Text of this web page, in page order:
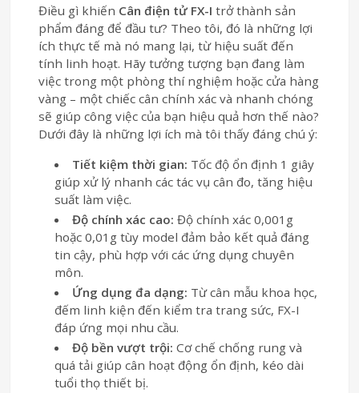
Điều gì khiến Cân điện tử FX-I trở thành sản
phẩm đáng để đầu tư? Theo tôi, đó là những lợi
ích thực tế mà nó mang lại, từ hiệu suất đến
tính linh hoạt. Hãy tưởng tượng bạn đang làm
việc trong một phòng thí nghiệm hoặc cửa hàng
vàng – một chiếc cân chính xác và nhanh chóng
sẽ giúp công việc của bạn hiệu quả hơn thế nào?
Dưới đây là những lợi ích mà tôi thấy đáng chú ý:
Tiết kiệm thời gian: Tốc độ ổn định 1 giây
giúp xử lý nhanh các tác vụ cân đo, tăng hiệu
suất làm việc.
Độ chính xác cao: Độ chính xác 0,001g
hoặc 0,01g tùy model đảm bảo kết quả đáng
tin cậy, phù hợp với các ứng dụng chuyên
môn.
Ứng dụng đa dạng: Từ cân mẫu khoa học,
đếm linh kiện đến kiểm tra trang sức, FX-I
đáp ứng mọi nhu cầu.
Độ bền vượt trội: Cơ chế chống rung và
quá tải giúp cân hoạt động ổn định, kéo dài
tuổi thọ thiết bị.